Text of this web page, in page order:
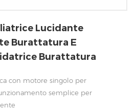
Lucidante
Burattatura E
Burattatura
con motore singolo per
semplice per